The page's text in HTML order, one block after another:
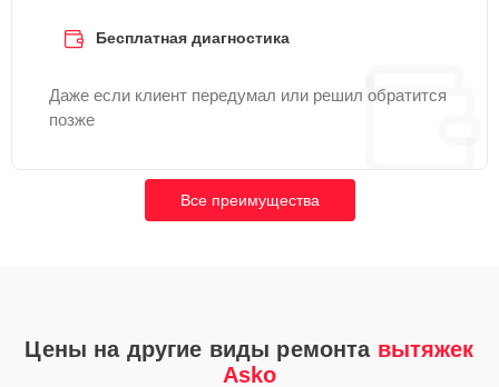
Бесплатная диагностика
Даже если клиент передумал или решил обратится
позже
Все преимущества
Цены на другие виды ремонта вытяжек
Asko